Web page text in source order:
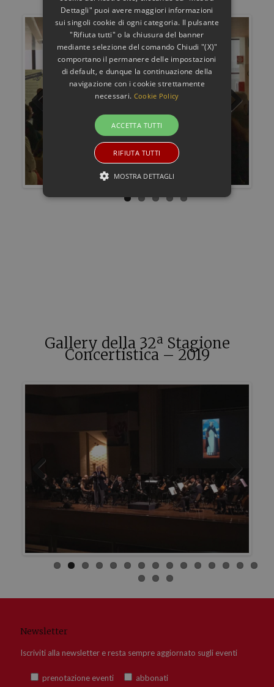
Previous
Gallery della 32ª Stagione
Concertistica – 2019
Previous Next
Newsletter
Iscriviti alla newsletter e resta sempre aggiornato sugli eventi
prenotazione eventi abbonati
Dettagli" puoi avere maggiori informazioni
sui singoli cookie di ogni categoria. Il pulsante
"Rifiuta tutti" o la chiusura del banner
mediante selezione del comando Chiudi "(X)"
comportano il permanere delle impostazioni
di default, e dunque la continuazione della
navigazione con i cookie strettamente
necessari. Cookie Policy
ACCETTA TUTTI
RIFIUTA TUTTI
MOSTRA DETTAGLI